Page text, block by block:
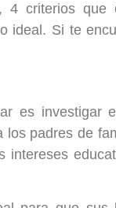
4 criterios que
ideal. Si te
es investigar
los padres de
intereses